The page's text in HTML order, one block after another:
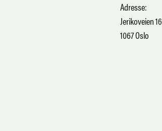
Adresse:
Jerikoveien 16
1067 Oslo